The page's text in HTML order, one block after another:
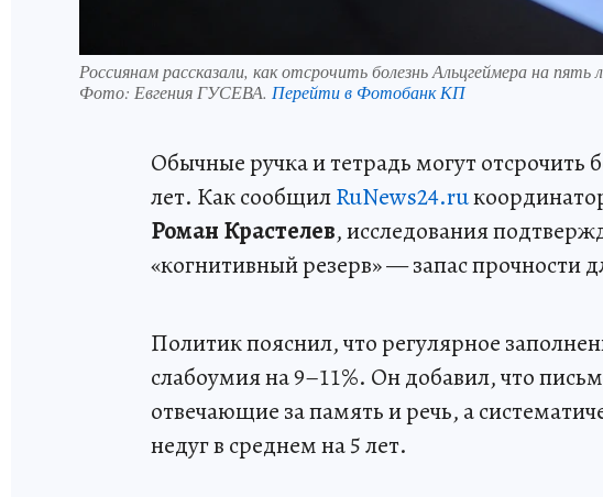
Россиянам рассказали, как отсрочить болезнь Альцгеймера на пять
Фото: Евгения ГУСЕВА. Перейти в Фотобанк КП
Обычные ручка и тетрадь могут отсрочить
лет. Как сообщилRuNews24.ru
Роман Крастелев, исследования
«когнитивный резерв» — запас прочности
Политик пояснил, что регулярное
слабоумия на 9–11%. Он добавил, что
отвечающие за память и речь, а
недуг в среднем на 5 лет.